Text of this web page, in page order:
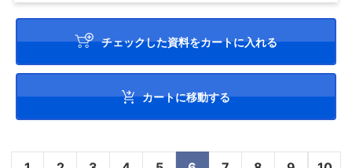
チェックした資料をカートに入れる
カートに移動する